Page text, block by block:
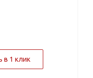
в 1 клик